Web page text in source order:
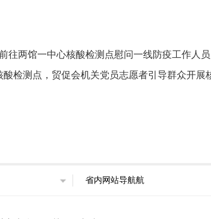
往两馆一中心核酸检测点慰问一线防疫工作人
检测点，贸促会机关党员志愿者引导群众开展
省内网站导航航